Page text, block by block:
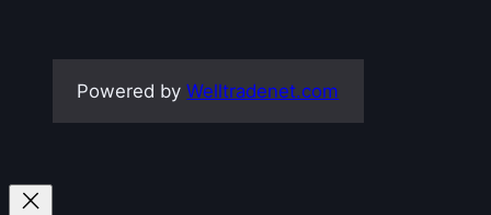
Powered byWelltradenet.com